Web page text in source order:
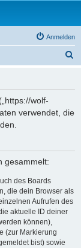
Anmelden
wolf-
verwendet, die
gesammelt:
des Boards
die dein Browser als
Aufrufen des
aktuelle ID deiner
können),
(zur Markierung
bist) sowie